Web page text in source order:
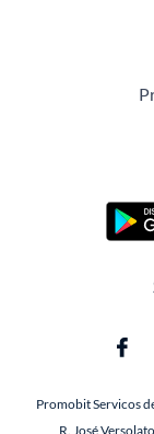
Promobit Servicos
R. José